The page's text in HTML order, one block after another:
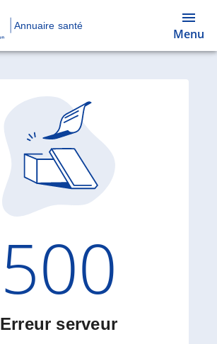
Annuaire santé
Menu
Code
500
Erreur serveur